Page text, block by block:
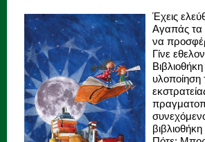
Έχεις
Αγαπάς τα
να
Γίνε
υλοποίηση